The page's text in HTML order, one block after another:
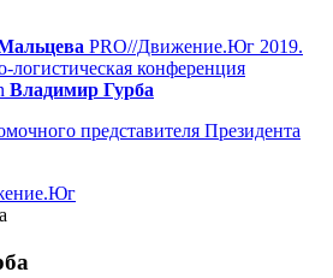
PRO//Движение.Юг 2019.
логистическая конференция
Владимир Гурба
представителя Президента